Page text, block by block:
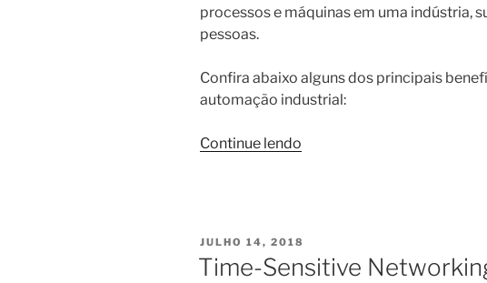
processos e máquinas em uma indústria,
pessoas.
Confira abaixo alguns dos principais
automação industrial:
Continue lendo
para
uma
PUBLICADO
EM
JULHO 14, 2018
Time-Sensitive